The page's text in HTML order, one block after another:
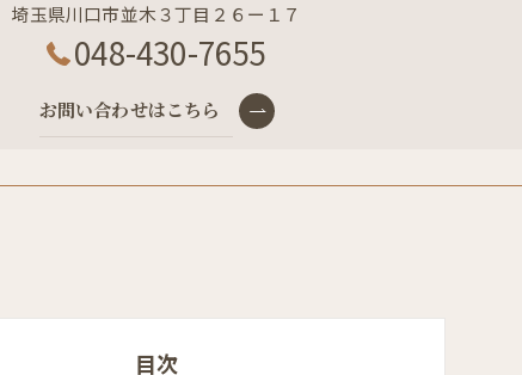
埼玉県川口市並木３丁目２６ー１７
048-430-7655
お問い合わせはこちら
目次